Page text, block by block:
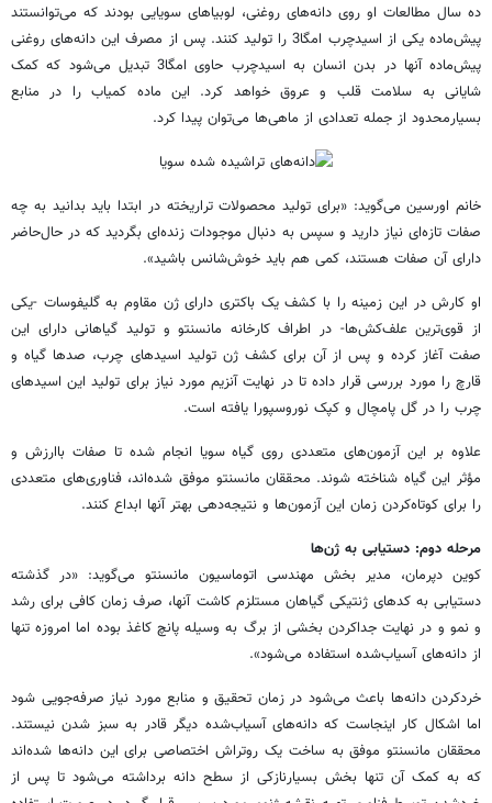
ده سال مطالعات او روی دانه‌های روغنی، لوبیاهای سویایی بودند که می‌توانستند
پیش‌ماده یکی از اسیدچرب امگا3 را تولید کنند. پس از مصرف این دانه‌های روغنی
پیش‌ماده آنها در بدن انسان به اسیدچرب حاوی امگا3 تبدیل می‌شود که کمک
شایانی به سلامت قلب و عروق خواهد کرد. این ماده کمیاب را در منابع
بسیارمحدود از جمله تعدادی از ماهی‌ها می‌توان پیدا کرد.
خانم اورسین می‌گوید: «برای تولید محصولات تراریخته در ابتدا باید بدانید به چه
صفات تازه‌ای نیاز دارید و سپس به دنبال موجودات زنده‌ای بگردید که در حال‌حاضر
دارای آن صفات هستند، کمی هم باید خوش‌شانس باشید».
او کارش در این زمینه را با کشف یک باکتری دارای ژن مقاوم به گلیفوسات -یکی
از قوی‌ترین علف‌کش‌ها- در اطراف کارخانه مانسنتو و تولید گیاهانی دارای این
صفت آغاز کرده و پس از آن برای کشف ژن تولید اسیدهای چرب، صدها گیاه و
قارچ را مورد بررسی قرار داده تا در نهایت آنزیم مورد نیاز برای تولید این اسیدهای
چرب را در گل پامچال و کپک نوروسپورا یافته است.
علاوه بر این آزمون‌های متعددی روی گیاه سویا انجام شده تا صفات باارزش و
مؤثر این گیاه شناخته شوند. محققان مانسنتو موفق شده‌اند، فناوری‌های متعددی
را برای کوتاه‌کردن زمان این آزمون‌ها و نتیجه‌دهی بهتر آنها ابداع کنند.
مرحله دوم: دستیابی به ژن‌ها
کوین دپرمان، مدیر بخش مهندسی اتوماسیون مانسنتو می‌گوید: «در گذشته
دستیابی به کدهای ژنتیکی گیاهان مستلزم کاشت آنها، صرف زمان کافی برای رشد
و نمو و در نهایت جداکردن بخشی از برگ به وسیله پانچ کاغذ بوده اما امروزه تنها
از دانه‌های آسیاب‌شده استفاده می‌شود».
خردکردن دانه‌ها باعث می‌شود در زمان تحقیق و منابع مورد نیاز صرفه‌جویی شود
اما اشکال کار اینجاست که دانه‌های آسیاب‌شده دیگر قادر به سبز شدن نیستند.
محققان مانسنتو موفق به ساخت یک روتراش اختصاصی برای این دانه‌ها شده‌اند
که به کمک آن تنها بخش بسیارنازکی از سطح دانه برداشته می‌شود تا پس از